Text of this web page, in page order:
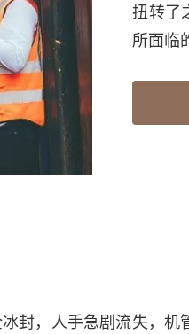
扭转了
所面临
封，人手急剧流失，